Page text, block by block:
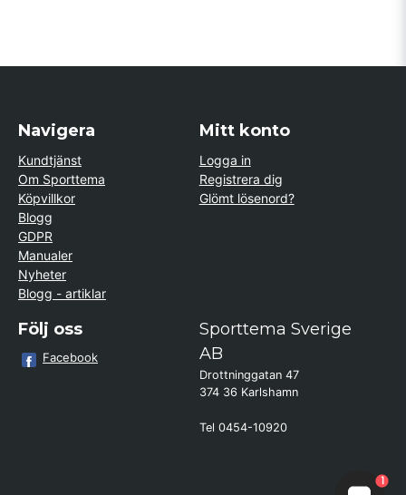
Navigera
Kundtjänst
Om Sporttema
Köpvillkor
Blogg
GDPR
Manualer
Nyheter
Blogg - artiklar
Mitt konto
Logga in
Registrera dig
Glömt lösenord?
Följ oss
Facebook
Sporttema Sverige
AB
Drottninggatan 47
374 36 Karlshamn
Tel 0454-10920
1